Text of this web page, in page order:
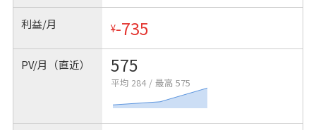
利益/月 ¥-735
PV/月（直近） 575
平均 284 / 最高 575